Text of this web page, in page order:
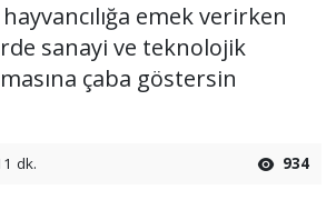
emek verirken
sanayi ve teknolojik
çaba göstersin
dk. 934